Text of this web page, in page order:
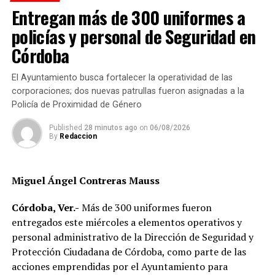
También presentes ediles, Cámaras empresariales y la
Universidad Veracruzana que integran el Consejo
Consultivo de Medio Ambiente, la Jefa de Ecología del
Ayuntamiento, Tayde González López, explicó que el
próximo 2 de agosto se colocarán dos centros de acopio;
uno en el estacionamiento de una tienda comercial y el
segundo en la calle 1 entre avenidas 3 y 5 de 10:00 a
14:00 horas, donde se recolectará papel, cartón, libros,
tapitas, entre otros productos reciclables.
de la basura, el pago de tratamiento para 52 niñas y
niños con cáncer para el pago de los catéter.
Durante la presentación del programa estuvieron los
regidores: Daniel Vázquez Hernández, Jonathan
Francisco Rosas Blanco, María del Carmen Aguilar
Mendoza; el Director de Desarrollo Social, Daniel
Entregan más de 300 uniformes a
policías y personal de Seguridad en
Córdoba
El Ayuntamiento busca fortalecer la operatividad de las
corporaciones; dos nuevas patrullas fueron asignadas a la
Policía de Proximidad de Género
Published 28 minutos ago on 06/08/2026
By Redaccion
Miguel Ángel Contreras Mauss
Córdoba, Ver.- Más de 300 uniformes fueron
entregados este miércoles a elementos operativos y
personal administrativo de la Dirección de Seguridad y
Protección Ciudadana de Córdoba, como parte de las
acciones emprendidas por el Ayuntamiento para